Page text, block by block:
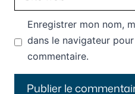
web
Enregistrer mon nom,
dans le navigateur
commentaire.